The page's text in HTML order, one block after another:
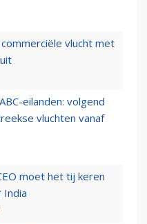
vlucht met
eilanden: volgend
vluchten vanaf
moet het tij keren
India